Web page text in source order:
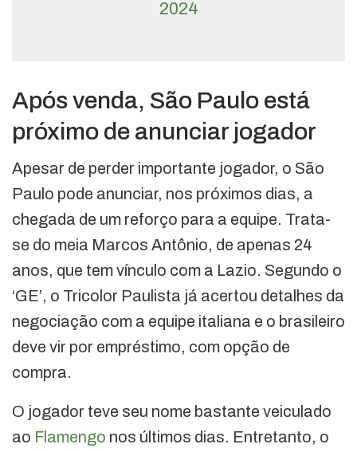
2024
Após venda, São Paulo está
próximo de anunciar jogador
Apesar de perder importante jogador, o São
Paulo pode anunciar, nos próximos dias, a
chegada de um reforço para a equipe. Trata-
se do meia Marcos Antônio, de apenas 24
anos, que tem vínculo com a Lazio. Segundo o
‘GE’, o Tricolor Paulista já acertou detalhes da
negociação com a equipe italiana e o brasileiro
deve vir por empréstimo, com opção de
compra.
O jogador teve seu nome bastante veiculado
ao Flamengo nos últimos dias. Entretanto, o